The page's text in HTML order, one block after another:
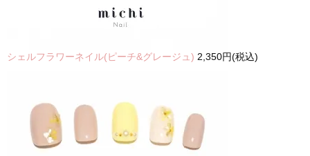
シェルフラワーネイル(ピーチ&グレージュ) 2,350円(税込)